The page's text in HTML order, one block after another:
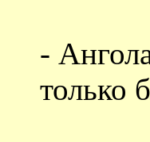
-
только